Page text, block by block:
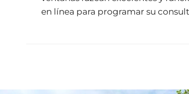
en línea para programar su